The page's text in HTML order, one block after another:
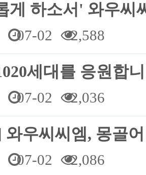
게 하소서' 와우씨
07-02 2,588
세대를 응원합
07-02 2,036
와우씨씨엠, 몽골
07-02 2,086